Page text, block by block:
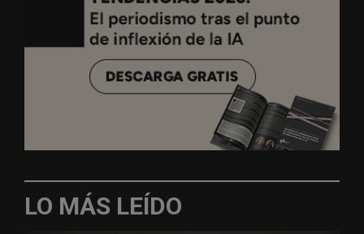
LO MÁS LEÍDO